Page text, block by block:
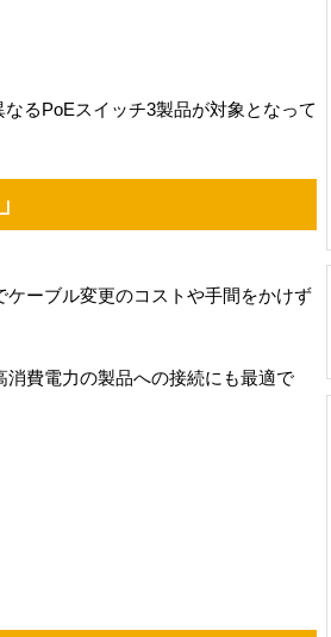
るPoEスイッチ3製品が対象となって
ーブル変更のコストや手間をかけず
費電力の製品への接続にも最適で